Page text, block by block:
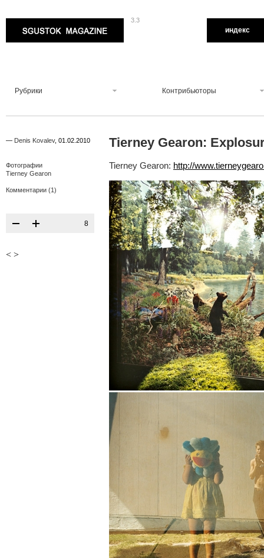
3.3
индекс
Рубрики Контрибьюторы
— Denis Kovalev, 01.02.2010
Фотографии
Tierney Gearon
Комментарии (1)
8
< >
Tierney Gearon:
Tierney Gearon: http://